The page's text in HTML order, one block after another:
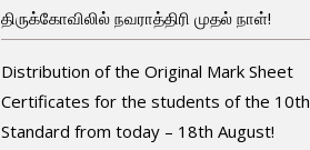
திருக்கோவிலில் நவராத்திரி முதல் நாள்!
Distribution of the Original Mark Sheet
Certificates for the students of the 10th
Standard from today – 18th August!